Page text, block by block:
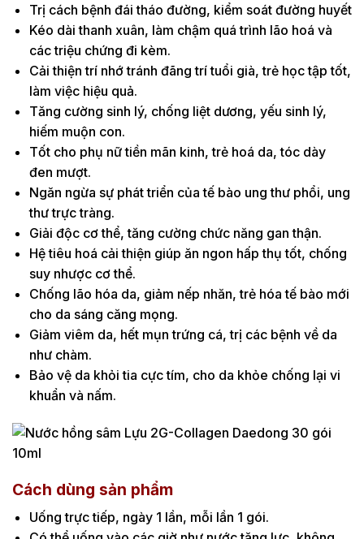
Trị cách bệnh đái tháo đường, kiểm soát đường huyết
Kéo dài thanh xuân, làm chậm quá trình lão hoá và
các triệu chứng đi kèm.
Cải thiện trí nhớ tránh đãng trí tuổi già, trẻ học tập tốt,
làm việc hiệu quả.
Tăng cường sinh lý, chống liệt dương, yếu sinh lý,
hiếm muộn con.
Tốt cho phụ nữ tiền mãn kinh, trẻ hoá da, tóc dày
đen mượt.
Ngăn ngừa sự phát triển của tế bào ung thư phổi, ung
thư trực tràng.
Giải độc cơ thể, tăng cường chức năng gan thận.
Hệ tiêu hoá cải thiện giúp ăn ngon hấp thụ tốt, chống
suy nhược cơ thể.
Chống lão hóa da, giảm nếp nhăn, trẻ hóa tế bào mới
cho da sáng căng mọng.
Giảm viêm da, hết mụn trứng cá, trị các bệnh về da
như chàm.
Bảo vệ da khỏi tia cực tím, cho da khỏe chống lại vi
khuẩn và nấm.
Cách dùng sản phẩm
Uống trực tiếp, ngày 1 lần, mỗi lần 1 gói.